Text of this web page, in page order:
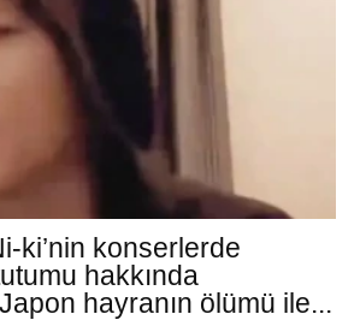
ki’nin konserlerde
hakkında
hayranın ölümü ile...